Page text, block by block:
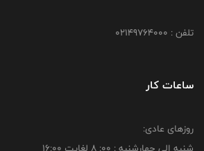
تلفن : 02149764000
ساعات کار
روزهای عادی: